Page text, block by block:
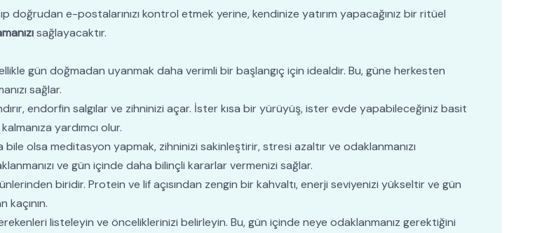
doğrudan e-postalarınızı kontrol etmek yerine, kendinize yatırım yapacağınız bir ritüel
sağlayacaktır.
gün doğmadan uyanmak daha verimli bir başlangıç için idealdir. Bu, güne herkesten
sağlar.
endorfin salgılar ve zihninizi açar. İster kısa bir yürüyüş, ister evde yapabileceğiniz basit
yardımcı olur.
bile olsa meditasyon yapmak, zihninizi sakinleştirir, stresi azaltır ve odaklanmanızı
ve gün içinde daha bilinçli kararlar vermenizi sağlar.
biridir. Protein ve lif açısından zengin bir kahvaltı, enerji seviyenizi yükseltir ve gün
kaçının.
listeleyin ve önceliklerinizi belirleyin. Bu, gün içinde neye odaklanmanız gerektiğini